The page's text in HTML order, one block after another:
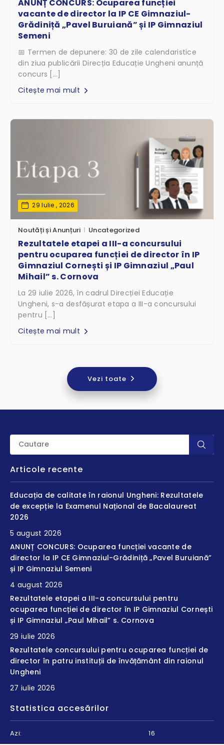
ANUNȚ CONCURS: Ocuparea funcției
vacante de director la IP CE Gimnaziul-
Grădiniță „Pavel Buruiană” și IP Gimnaziul
Semeni
📅 Termen de depunere: 30 de zile calendaristice
din ziua publicării Direcția Educație Ungheni anunță
concurs […]
Citește mai mult
29 Iulie , 2026
Noutăți și Anunțuri Uncategorized
Rezultatele etapei a III-a concursului
pentru ocuparea funcției de director în IP
Gimnaziul Cornești și IP Gimnaziul „Paul
Mihail” s. Cornova
La 29 iulie 2026, în cadrul Direcției Educație
Ungheni, s-a desfășurat etapa a III-a concursului
pentru […]
Citește mai mult
Vezi toate
Articole recente
Educația de calitate în raionul Ungheni: Rezultatele
de excepție la Examenul Național de Bacalaureat
2026
5 august 2026
ANUNȚ CONCURS: Ocuparea funcției vacante de
director la IP CE Gimnaziul-Grădiniță „Pavel Buruiană”
și IP Gimnaziul Semeni
4 august 2026
Rezultatele etapei a III-a concursului pentru
ocuparea funcției de director în IP Gimnaziul Cornești
și IP Gimnaziul „Paul Mihail” s. Cornova
29 iulie 2026
Rezultatele concursului pentru ocuparea funcției de
director în patru instituții de învățământ din raionul
Ungheni
27 iulie 2026
Statistica accesărilor
Azi:
16